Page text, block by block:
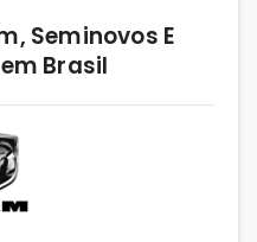
Seminovos E
Brasil